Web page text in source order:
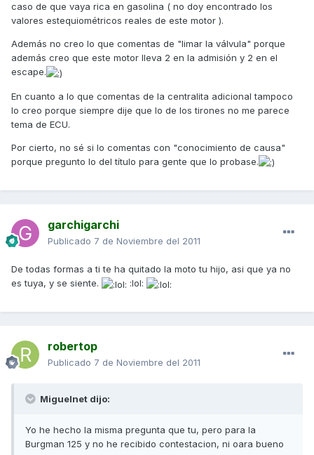
caso de que vaya rica en gasolina ( no doy encontrado los
valores estequiométricos reales de este motor ).
Además no creo lo que comentas de "limar la válvula" porque
además creo que este motor lleva 2 en la admisión y 2 en el
escape.
En cuanto a lo que comentas de la centralita adicional tampoco
lo creo porque siempre dije que lo de los tirones no me parece
tema de ECU.
Por cierto, no sé si lo comentas con "conocimiento de causa"
porque pregunto lo del título para gente que lo probase.
garchigarchi
Publicado 7 de Noviembre del 2011
De todas formas a ti te ha quitado la moto tu hijo, asi que ya no
es tuya, y se siente.
:lol:
robertop
Publicado 7 de Noviembre del 2011
Miguelnet dijo:
Yo he hecho la misma pregunta que tu, pero para la
Burgman 125 y no he recibido contestacion, ni oara bueno